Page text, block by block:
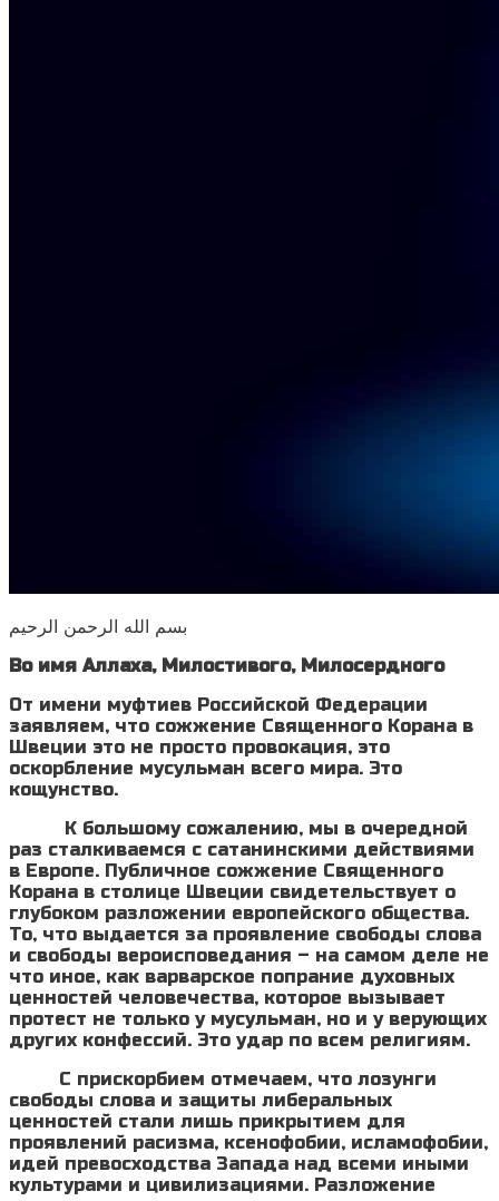
بسم الله الرحمن الرحيم
Во имя Аллаха, Милостивого, Милосердного
От имени муфтиев Российской Федерации
заявляем, что сожжение Священного Корана в
Швеции это не просто провокация, это
оскорбление мусульман всего мира. Это
кощунство.
К большому сожалению, мы в очередной
раз сталкиваемся с сатанинскими действиями
в Европе. Публичное сожжение Священного
Корана в столице Швеции свидетельствует о
глубоком разложении европейского общества.
То, что выдается за проявление свободы слова
и свободы вероисповедания – на самом деле не
что иное, как варварское попрание духовных
ценностей человечества, которое вызывает
протест не только у мусульман, но и у верующих
других конфессий. Это удар по всем религиям.
С прискорбием отмечаем, что лозунги
свободы слова и защиты либеральных
ценностей стали лишь прикрытием для
проявлений расизма, ксенофобии, исламофобии,
идей превосходства Запада над всеми иными
культурами и цивилизациями. Разложение